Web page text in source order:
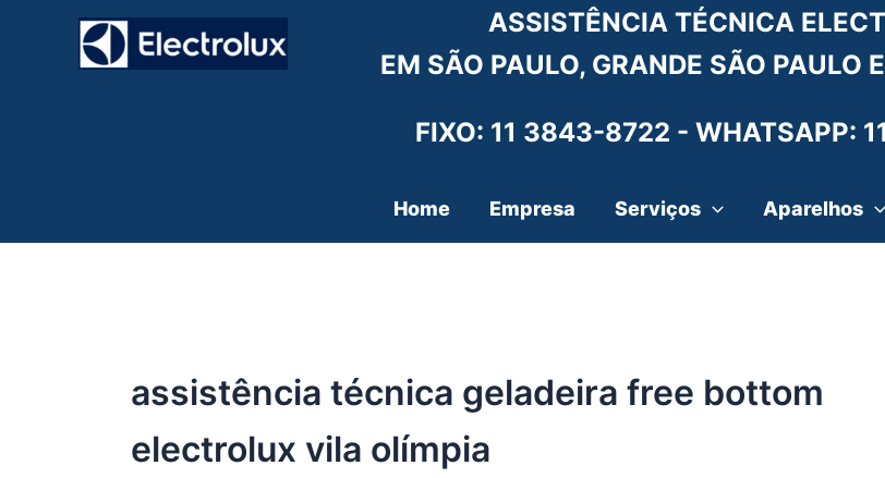
ASSISTÊNCIA TÉCNICA
EM SÃO PAULO, GRANDE SÃO PAULO
FIXO: 11 3843-8722 - WHATSAPP:
Home Empresa Serviços Aparelhos
assistência técnica geladeira free bottom
electrolux vila olímpia